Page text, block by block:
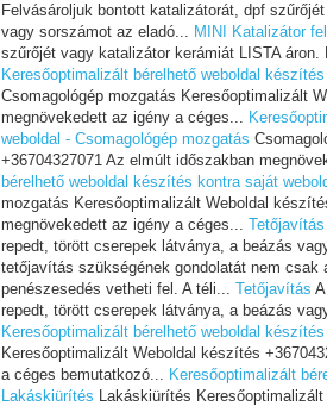
Felvásároljuk bontott katalizátorát, dpf
vagy sorszámot az eladó... MINI Katalizátor
szűrőjét vagy katalizátor kerámiát LISTA
Keresőoptimalizált bérelhető weboldal
Csomagológép mozgatás Keresőoptimalizált
megnövekedett az igény a céges...
weboldal - Csomagológép mozgatás
+36704327071 Az elmúlt időszakban
bérelhető weboldal készítés kontra saját
mozgatás Keresőoptimalizált Weboldal
megnövekedett az igény a céges... Tetőjavítás
repedt, törött cserepek látványa, a beázás
tetőjavítás szükségének gondolatát nem
penészesedés vetheti fel. A téli... Tetőjavítás
repedt, törött cserepek látványa, a beázás
Keresőoptimalizált bérelhető weboldal
Keresőoptimalizált Weboldal készítés
a céges bemutatkozó... Keresőoptimalizált
Lakáskiürítés Lakáskiürítés